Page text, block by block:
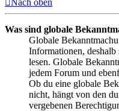
Was sind globale
Globale
Informationen,
lesen. Globale
jedem Forum und
Ob du eine globale
nicht, hängt von den
vergebenen